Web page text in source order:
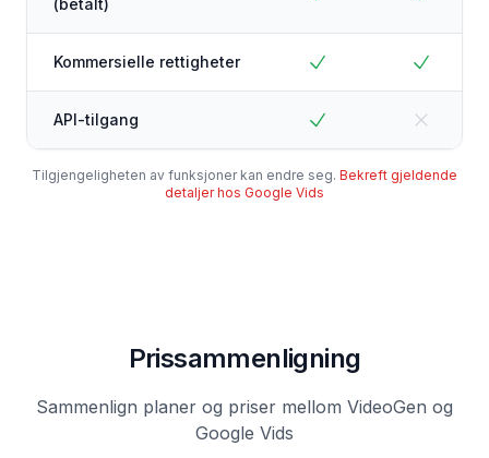
(betalt)
Kommersielle rettigheter
API-tilgang
Tilgjengeligheten av funksjoner kan endre seg. Bekreft gjeldende
detaljer hos Google Vids
Prissammenligning
Sammenlign planer og priser mellom VideoGen og
Google Vids